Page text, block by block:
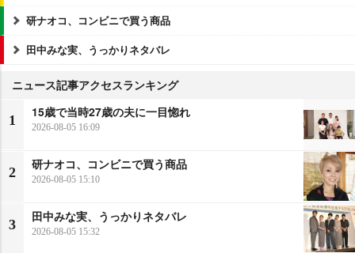
研ナオコ、コンビニで買う商品
田中みな実、うっかりネタバレ
ニュース記事アクセスランキング
1
15歳で当時27歳の夫に一目惚れ
2026-08-05 16:09
2
研ナオコ、コンビニで買う商品
2026-08-05 15:10
3
田中みな実、うっかりネタバレ
2026-08-05 15:32